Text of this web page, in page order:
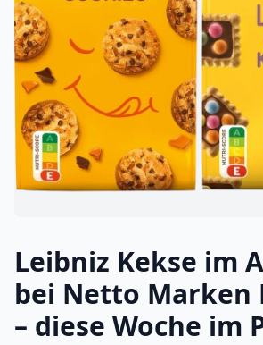
Leibniz Kekse im
bei Netto Marken
– diese Woche im